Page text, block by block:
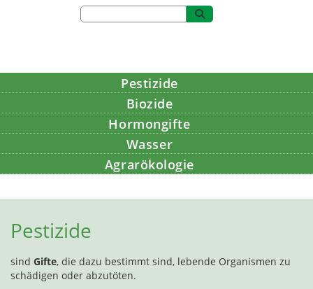
Pestizide
Biozide
Hormongifte
Wasser
Agrarökologie
Pestizide
sind Gifte, die dazu bestimmt sind, lebende Organismen zu
schädigen oder abzutöten.